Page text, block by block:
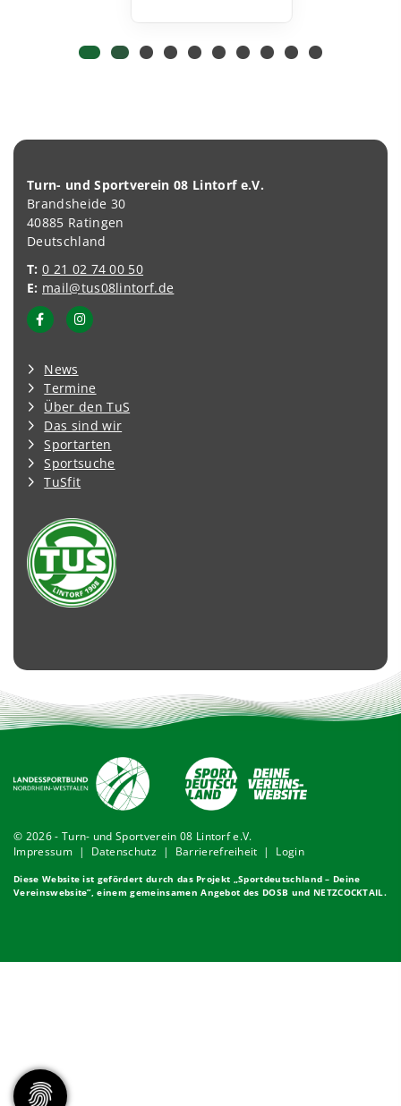
Turn- und Sportverein 08 Lintorf e.V.
Brandsheide 30
40885 Ratingen
Deutschland
T: 0 21 02 74 00 50
E: mail@tus08lintorf.de
News
Termine
Über den TuS
Das sind wir
Sportarten
Sportsuche
TuSfit
© 2026 - Turn- und Sportverein 08 Lintorf e.V.
Impressum| Datenschutz | Barrierefreiheit | Login
Diese Website ist gefördert durch das Projekt „Sportdeutschland – Deine
Vereinswebsite”, einem gemeinsamen Angebot des DOSB und NETZCOCKTAIL.